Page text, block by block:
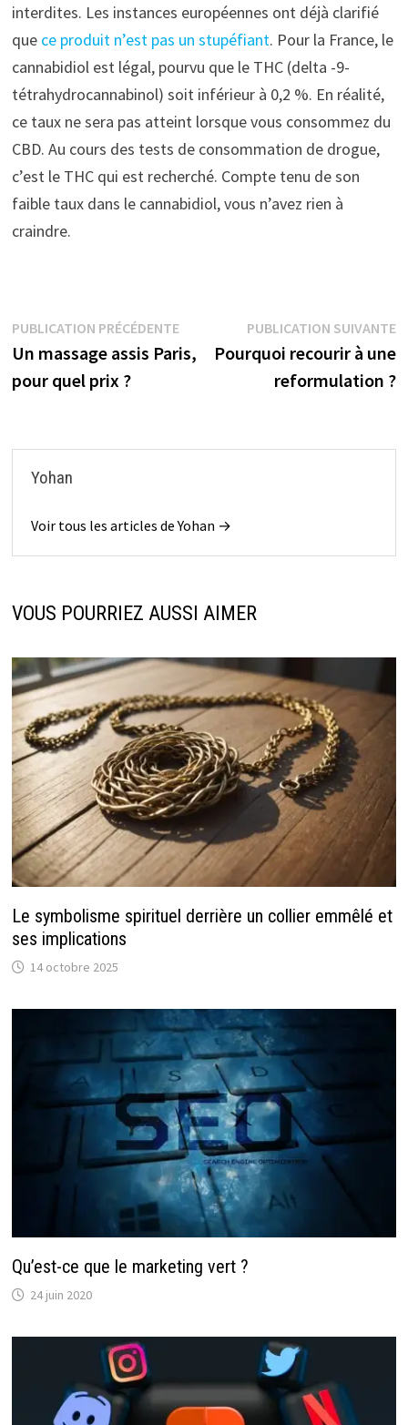
interdites. Les instances européennes ont déjà clarifié
que ce produit n’est pas un stupéfiant. Pour la France, le
cannabidiol est légal, pourvu que le THC (delta -9-
tétrahydrocannabinol) soit inférieur à 0,2 %. En réalité,
ce taux ne sera pas atteint lorsque vous consommez du
CBD. Au cours des tests de consommation de drogue,
c’est le THC qui est recherché. Compte tenu de son
faible taux dans le cannabidiol, vous n’avez rien à
craindre.
Navigation
de
l’article
PUBLICATION PRÉCÉDENTEPublication
précédente :
Un massage assis Paris,
pour quel prix ?
PUBLICATION SUIVANTE
Pourquoi recourir à une
reformulation ?
Yohan
Voir tous les articles de Yohan →
VOUS POURRIEZ AUSSI AIMER
Le symbolisme spirituel derrière un collier emmêlé et
ses implications
14 octobre 2025
Qu’est-ce que le marketing vert ?
24 juin 2020